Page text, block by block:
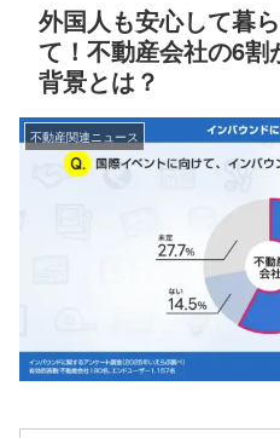
外国人も安心して暮
て！不動産会社の6
背景とは？
不動産関連ニュース